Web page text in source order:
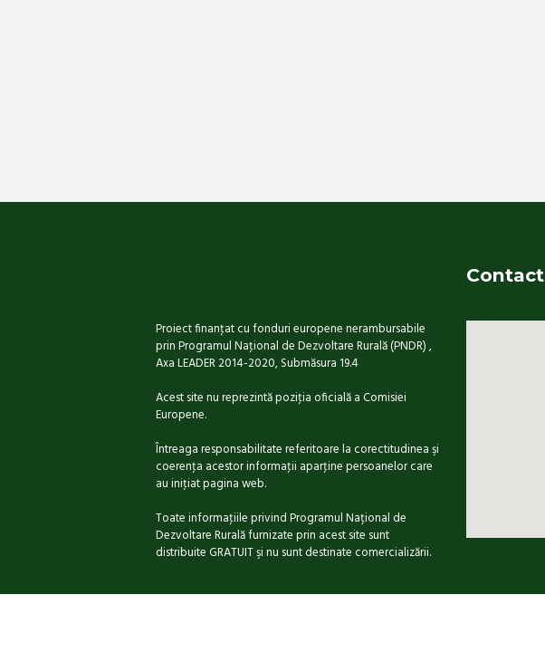
Proiect finanţat cu fonduri europene nerambursabile
prin Programul Naţional de Dezvoltare Rurală (PNDR) ,
Axa LEADER 2014-2020, Submăsura 19.4
Acest site nu reprezintă poziţia oficială a Comisiei
Europene.
Întreaga responsabilitate referitoare la corectitudinea şi
coerenţa acestor informaţii aparţine persoanelor care
au iniţiat pagina web.
Toate informaţiile privind Programul Național de
Dezvoltare Rurală furnizate prin acest site sunt
distribuite GRATUIT şi nu sunt destinate comercializării.
Contact